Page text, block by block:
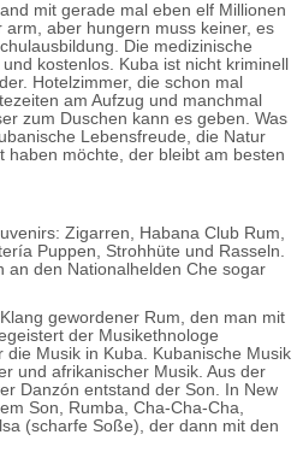
mit gerade mal eben elf Millionen
arm, aber hungern muss keiner, es
Die medizinische
kostenlos. Kuba ist nicht kriminell
Hotelzimmer, die schon mal
am Aufzug und manchmal
zum Duschen kann es geben. Was
Lebensfreude, die Natur
haben möchte, der bleibt am besten
Zigarren, Habana Club Rum,
Puppen, Strohhüte und Rasseln.
an den Nationalhelden Che sogar
gewordener Rum, den man mit
der Musikethnologe
Musik in Kuba. Kubanische Musik
und afrikanischer Musik. Aus der
Danzón entstand der Son. In New
Son, Rumba, Cha-Cha-Cha,
(scharfe Soße), der dann mit den